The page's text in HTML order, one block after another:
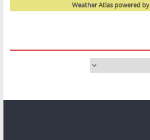
powered by
Weather Atlas